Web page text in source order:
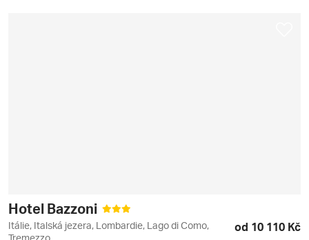
Hotel Bazzoni
Itálie, Italská jezera, Lombardie, Lago di Como,
Tremezzo
od 10 110 Kč